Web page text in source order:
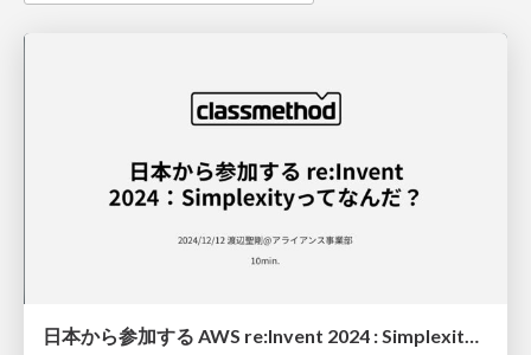
日本から参加する AWS re:Invent 2024 : Simplexityってなんだ？